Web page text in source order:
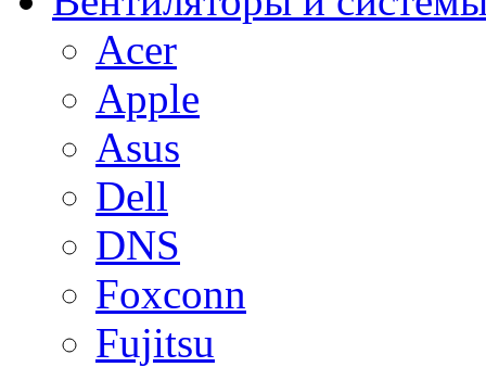
Acer
Apple
Asus
Dell
DNS
Foxconn
Fujitsu